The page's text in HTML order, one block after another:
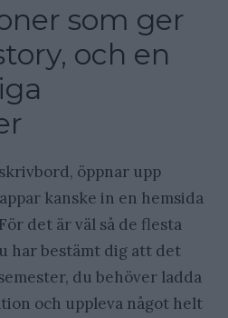
som ger
och en
öppnar upp
kanske in en hemsida
det är väl så de flesta
har bestämt dig att det
du behöver ladda
och uppleva något helt